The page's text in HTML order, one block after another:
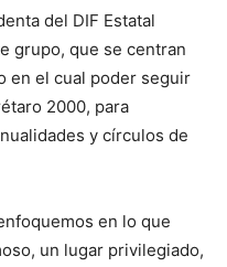
del DIF Estatal
grupo, que se centran
en el cual poder seguir
2000, para
y círculos de
en lo que
un lugar privilegiado,